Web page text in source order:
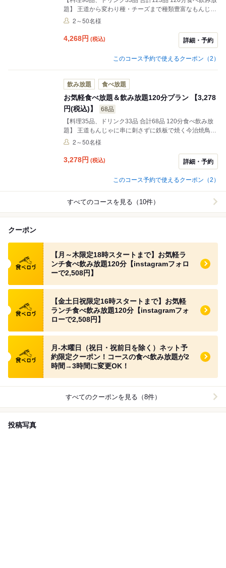
題】 王道から変わり種・チーズまで種類豊富なもんじゃ
に、串に刺さずに鉄板で焼く今治焼鳥、豊富なおつま
けます♪ ステーキや海鮮焼きも！！
2～50名様
4,268円 (税込) 詳細・予約
このコース予約で使えるクーポン（2）
飲み放題 食べ放題
お気軽食べ放題＆飲み放題120分プラン 【3,278
円(税込)】
68品
【料理35品、ドリンク33品 合計68品 120分食べ飲み放
題】 王道もんじゃに串に刺さずに鉄板で焼く今治焼鳥、
豊富なおつまみ、お食事、デザートまでお好きなものを
2～50名様
3,278円 (税込) 詳細・予約
このコース予約で使えるクーポン（2）
すべてのコースを見る（10件）
クーポン
食べログ クーポン
【月～木限定18時スタートまで】お気軽ラ
ンチ食べ飲み放題120分【instagramフォロ
ーで2,508円】
食べログ クーポン
【金土日祝限定16時スタートまで】お気軽
ランチ食べ飲み放題120分【instagramフォ
ローで2,508円】
食べログ クーポン
月-木曜日（祝日・祝前日を除く）ネット予
約限定クーポン！コースの食べ飲み放題が2
時間→3時間に変更OK！
すべてのクーポンを見る（8件）
投稿写真